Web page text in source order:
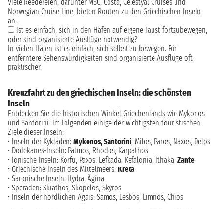
Viele Reedereien, darunter MSC, Costa, Celestyal Cruises und
Norwegian Cruise Line, bieten Routen zu den Griechischen Inseln
an.
Ist es einfach, sich in den Häfen auf eigene Faust fortzubewegen,
oder sind organisierte Ausflüge notwendig?
In vielen Häfen ist es einfach, sich selbst zu bewegen. Für
entferntere Sehenswürdigkeiten sind organisierte Ausflüge oft
praktischer.
Kreuzfahrt zu den griechischen Inseln: die schönsten
Inseln
Entdecken Sie die historischen Winkel Griechenlands wie Mykonos
und Santorini. Im Folgenden einige der wichtigsten touristischen
Ziele dieser Inseln:
• Inseln der Kykladen: Mykonos, Santorini, Milos, Paros, Naxos, Delos
• Dodekanes-Inseln: Patmos, Rhodos, Karpathos
• Ionische Inseln: Korfu, Paxos, Lefkada, Kefalonia, Ithaka, Zante
• Griechische Inseln des Mittelmeers: Kreta
• Saronische Inseln: Hydra, Ägina
• Sporaden: Skiathos, Skopelos, Skyros
• Inseln der nördlichen Ägäis: Samos, Lesbos, Limnos, Chios